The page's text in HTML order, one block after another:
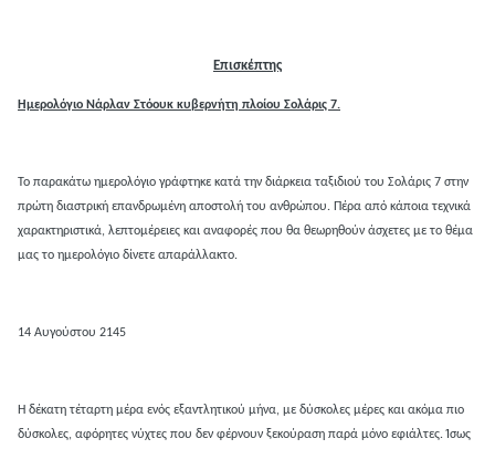
Επισκέπτης
Ημερολόγιο Νάρλαν Στόουκ κυβερνήτη πλοίου Σολάρις 7.
Το παρακάτω ημερολόγιο γράφτηκε κατά την διάρκεια ταξιδιού του Σολάρις 7 στην
πρώτη διαστρική επανδρωμένη αποστολή του ανθρώπου. Πέρα από κάποια τεχνικά
χαρακτηριστικά, λεπτομέρειες και αναφορές που θα θεωρηθούν άσχετες με το θέμα
μας το ημερολόγιο δίνετε απαράλλακτο.
14 Αυγούστου 2145
Η δέκατη τέταρτη μέρα ενός εξαντλητικού μήνα, με δύσκολες μέρες και ακόμα πιο
δύσκολες, αφόρητες νύχτες που δεν φέρνουν ξεκούραση παρά μόνο εφιάλτες. Ίσως